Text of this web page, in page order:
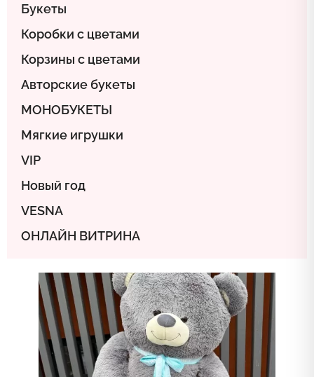
Букеты
Коробки с цветами
Корзины c цветами
Авторские букеты
МОНОБУКЕТЫ
Мягкие игрушки
VIP
Новый год
VESNA
ОНЛАЙН ВИТРИНА